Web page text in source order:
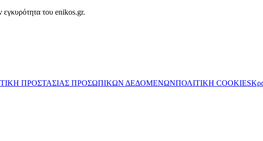
εγκυρότητα του enikos.gr.
ΠΡΟΣΤΑΣΙΑΣ ΠΡΟΣΩΠΙΚΩΝ ΔΕΔΟΜΕΝΩΝΠΟΛΙΤΙΚΗ COOKIES